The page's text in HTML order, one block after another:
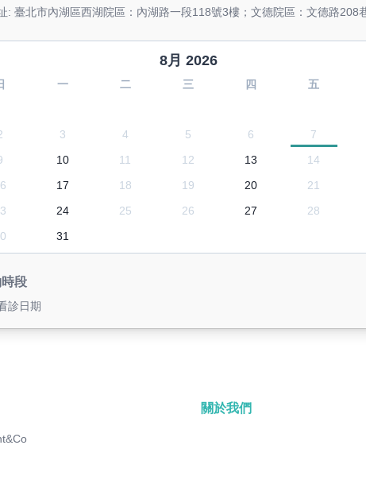
: 臺北市內湖區西湖院區：內湖路一段118號3樓；文德院區：文德路208
8月 2026
一 二 三 四 五
3 4 5 6 7
10 11 12 13 14
17 18 19 20 21
24 25 26 27 28
31
段
診日期
關於我們